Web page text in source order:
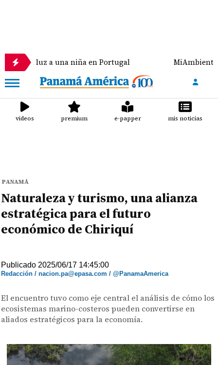
a una niña en Portugal MiAmbiente multa
videos premium e-papper mis noticias
PANAMÁ
Naturaleza y turismo, una alianza
estratégica para el futuro
económico de Chiriquí
Publicado 2025/06/17 14:45:00
Redacción / nacion.pa@epasa.com / @PanamaAmerica
El encuentro tuvo como eje central el análisis de cómo los
ecosistemas marino-costeros pueden convertirse en
aliados estratégicos para la economía.